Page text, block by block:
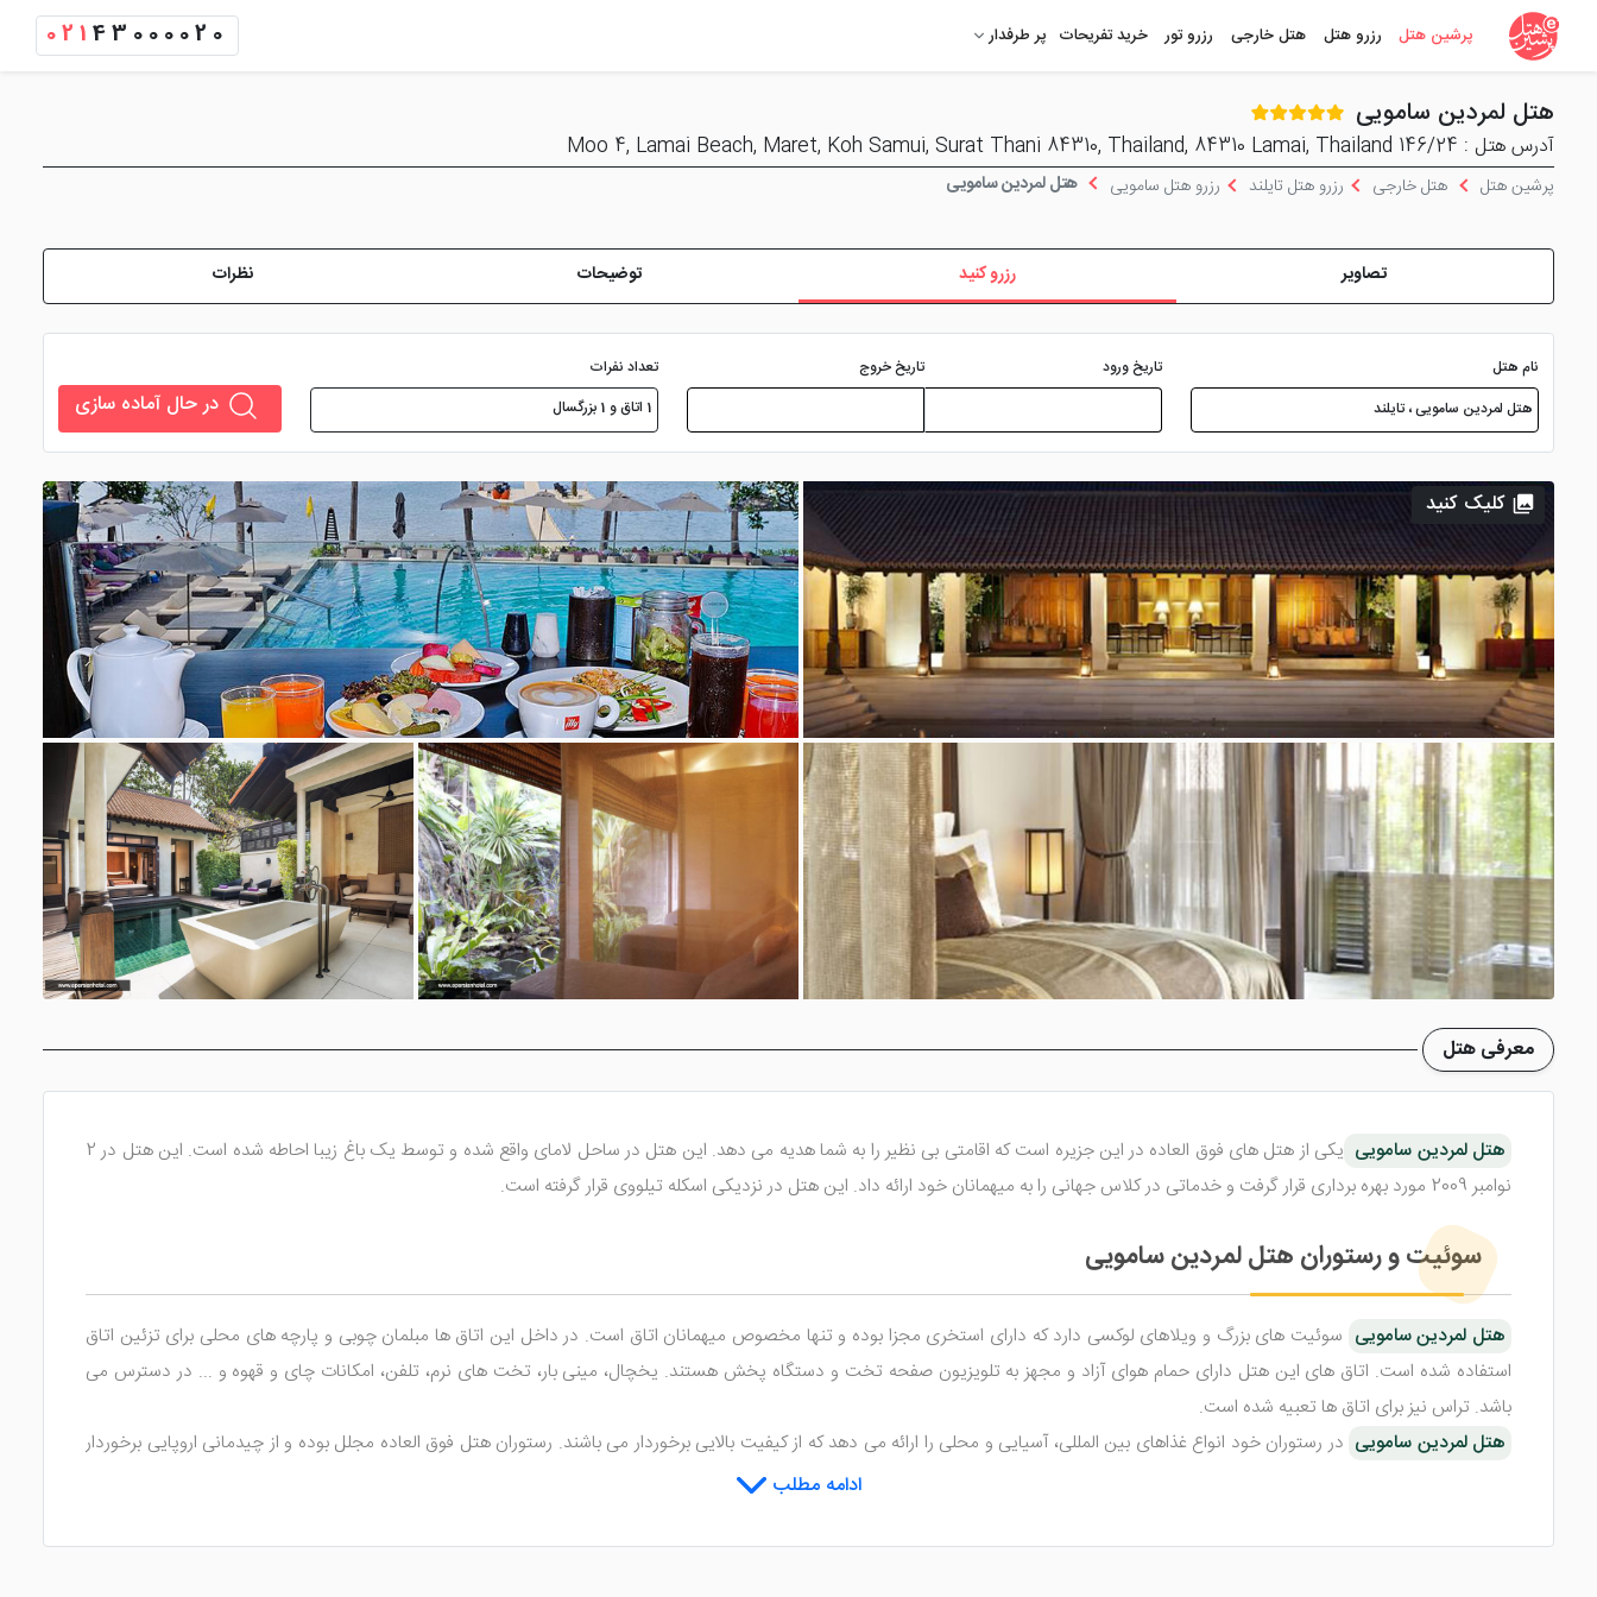
پرشین هتل رزرو هتل هتل خارجی رزرو تور خرید تفریحات پر طرفدار 021 43000020
هتل لمردین سامویی
آدرس هتل : 146/24 Moo 4, Lamai Beach, Maret, Koh Samui, Surat Thani 84310, Thailand, 84310 Lamai, Thailand
پرشین هتل هتل خارجی رزرو هتل تایلند رزرو هتل سامویی هتل لمردین سامویی
تصاویر رزرو کنید توضیحات نظرات
نام هتل تاریخ ورود تاریخ خروج
تعداد نفرات
1 اتاق و 1 بزرگسال
در حال آماده سازی
کلیک کنید
معرفی هتل
هتل لمردین سامویی
یکی از هتل های فوق العاده در این جزیره است که اقامتی بی نظیر را به شما هدیه می دهد. این هتل در ساحل لامای واقع شده و توسط یک باغ زیبا احاطه شده است. این هتل در 2
نوامبر 2009 مورد بهره برداری قرار گرفت و خدماتی در کلاس جهانی را به میهمانان خود ارائه داد. این هتل در نزدیکی اسکله تیلووی قرار گرفته است.
سوئیت و رستوران هتل لمردین سامویی
هتل لمردین سامویی سوئیت های بزرگ و ویلاهای لوکسی دارد که دارای استخری مجزا بوده و تنها مخصوص میهمانان اتاق است. در داخل این اتاق ها مبلمان چوبی و پارچه های محلی برای تزئین اتاق
استفاده شده است. اتاق های این هتل دارای حمام هوای آزاد و مجهز به تلویزیون صفحه تخت و دستگاه پخش هستند. یخچال، مینی بار، تخت های نرم، تلفن، امکانات چای و قهوه و ... در دسترس می
باشد. تراس نیز برای اتاق ها تعبیه شده است.
هتل لمردین سامویی در رستوران خود انواع غذاهای بین المللی، آسیایی و محلی را ارائه می دهد که از کیفیت بالایی برخوردار می باشند. رستوران هتل فوق العاده مجلل بوده و از چیدمانی اروپایی برخوردار
است. در رستوران بار دیگر این هتل سامویی می توانید انواع نوشیدنی های سرخوش کننده و کوکتل های با طراوت را نوش جان کنید و همراه پخش موسیقی، به شادی و سرور بپردازید.
امکانات هتل لمردین سامویی
ادامه مطلب